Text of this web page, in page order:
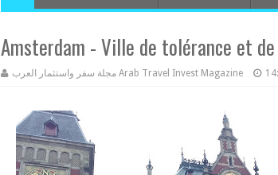
Amsterdam - Ville de tolérance et
مجلة سفر واستثمار العرب Arab Travel Invest Magazine